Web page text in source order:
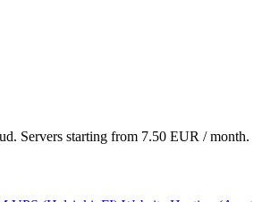
Servers starting from 7.50 EUR / month.